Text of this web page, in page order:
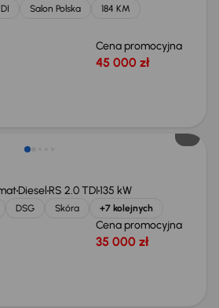
Salon Polska
184 KM
Cena promocyjna
45 000 zł
Diesel RS 2.0 TDI135 kW
DSG Skóra +7 kolejnych
Cena promocyjna
35 000 zł